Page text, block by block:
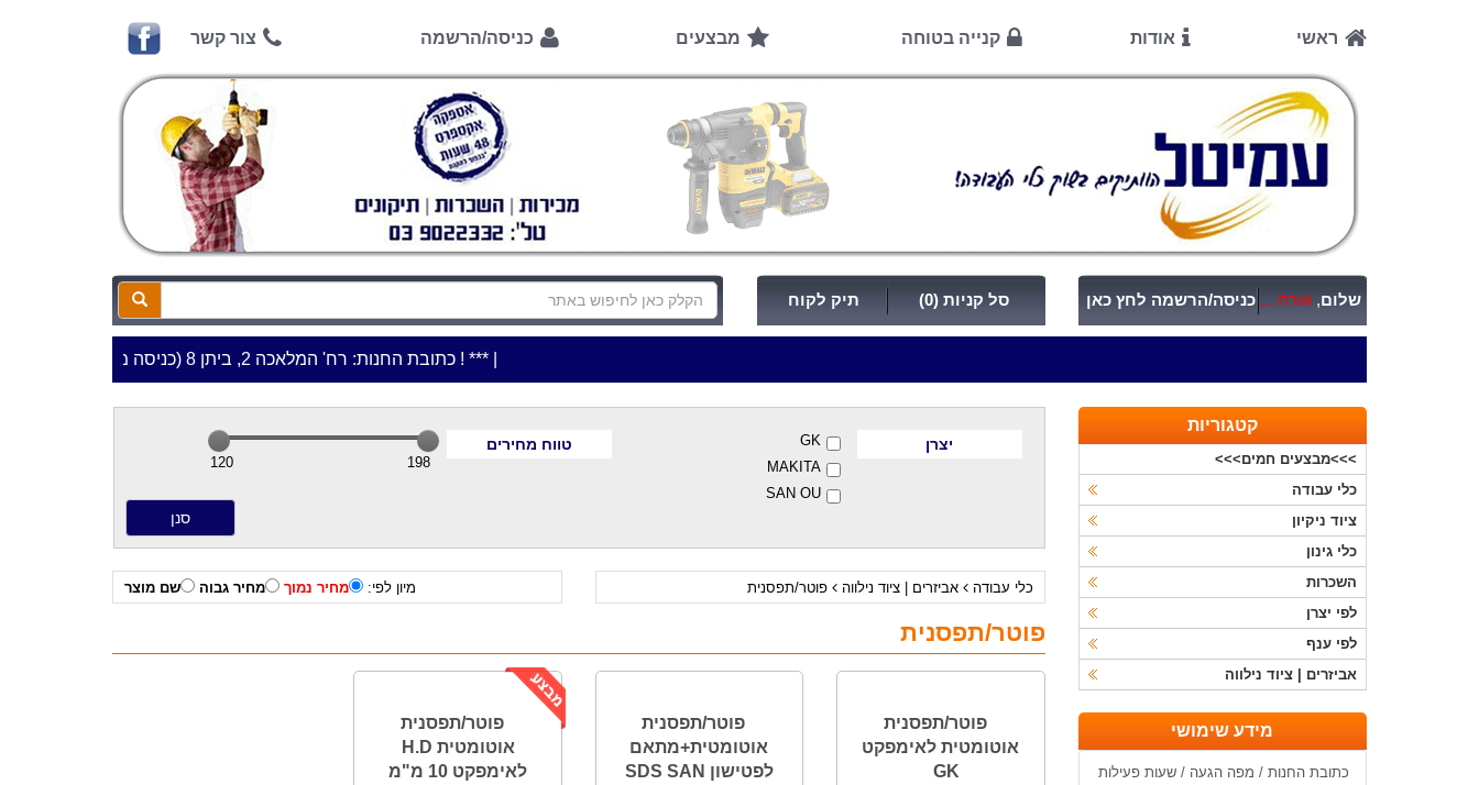
ראשי אודות קנייה בטוחה מבצעים כניסה/הרשמה צור קשר
סל קניות (0) תיק לקוח שלום, אורח ... כניסה/הרשמה לחץ כאן
***כתובת החנות: רח' המלאכה 2, ביתן 8 (כניסה מרח' עמל 5) א.ת.פארק אפק, ראש העין***
יצרן
GK
MAKITA
SAN OU
טווח מחירים
198
120
מיון לפי: מחיר נמוך מחיר גבוה שם מוצר כלי עבודה אביזרים | ציוד נילווה פוטר/תפסנית
פוטר/תפסנית
פוטר/תפסנית
אוטומטית לאימפקט
GK
פוטר/תפסנית
אוטומטית+מתאם
לפטישון SDS SAN
פוטר/תפסנית
אוטומטית H.D
לאימפקט 10 מ"מ
קטגוריות
>>>מבצעים חמים>>>
כלי עבודה
ציוד ניקיון
כלי גינון
השכרות
לפי יצרן
לפי ענף
אביזרים | ציוד נילווה
מידע שימושי
כתובת החנות / מפה הגעה / שעות פעילות